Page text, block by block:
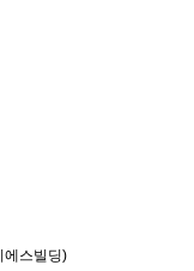
에스빌딩)